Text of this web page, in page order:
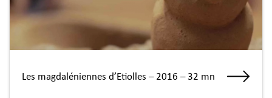
Les magdaléniennes d’Etiolles – 2016 – 32 mn